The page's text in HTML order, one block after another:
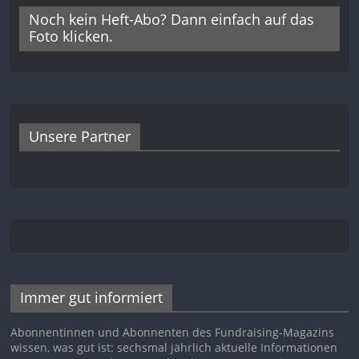
Noch kein Heft-Abo? Dann einfach auf das
Foto klicken.
Unsere Partner
Immer gut informiert
Abonnentinnen und Abonnenten des Fundraising-Magazins
wissen, was gut ist: sechsmal jährlich aktuelle Informationen